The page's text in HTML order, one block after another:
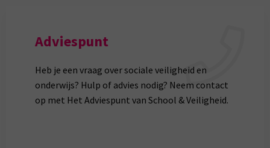
Adviespunt
Heb je een vraag over sociale veiligheid en
onderwijs? Hulp of advies nodig? Neem contact
op met Het Adviespunt van School & Veiligheid.